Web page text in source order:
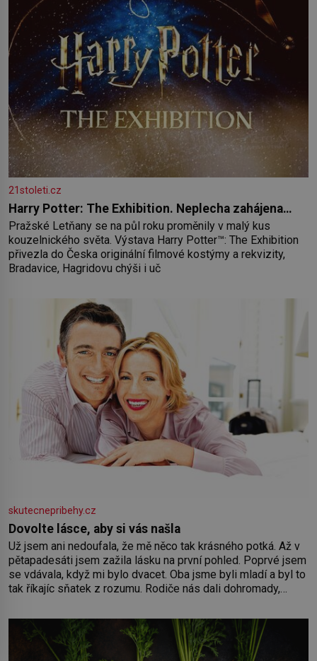
21stoleti.cz
Harry Potter: The Exhibition. Neplecha zahájena…
Pražské Letňany se na půl roku proměnily v malý kus
kouzelnického světa. Výstava Harry Potter™: The Exhibition
přivezla do Česka originální filmové kostýmy a rekvizity,
Bradavice, Hagridovu chýši i uč
skutecnepribehy.cz
Dovolte lásce, aby si vás našla
Už jsem ani nedoufala, že mě něco tak krásného potká. Až v
pětapadesáti jsem zažila lásku na první pohled. Poprvé jsem
se vdávala, když mi bylo dvacet. Oba jsme byli mladí a byl to
tak říkajíc sňatek z rozumu. Rodiče nás dali dohromady,
oběma moc nesvědčilo, brzy jsme zjistili, že